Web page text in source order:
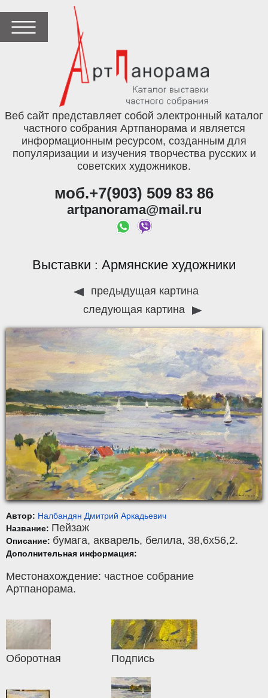
Веб сайт представляет собой электронный каталог
частного собрания Артпанорама и является
информационным ресурсом, созданным для
популяризации и изучения творчества русских и
советских художников.
моб.+7(903) 509 83 86
artpanorama@mail.ru
Выставки : Армянские художники
предыдущая картина
следующая картина
Автор: Налбандян Дмитрий Аркадьевич
Название: Пейзаж
Описание: бумага, акварель, белила, 38,6x56,2.
Дополнительная информация:
Местонахождение: частное собрание
Артпанорама.
Оборотная Подпись